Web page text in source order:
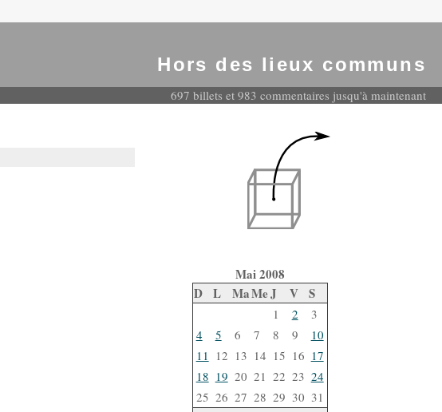
Hors des lieux communs
697 billets et 983 commentaires jusqu'à maintenant
Mai 2008
D L MaMeJ V S
1 2
3
4
5 6 7 8 9
10
11 12 13 14 15 16 17
18 19 20 21 22 23 24
25 26 27 28 29 30 31